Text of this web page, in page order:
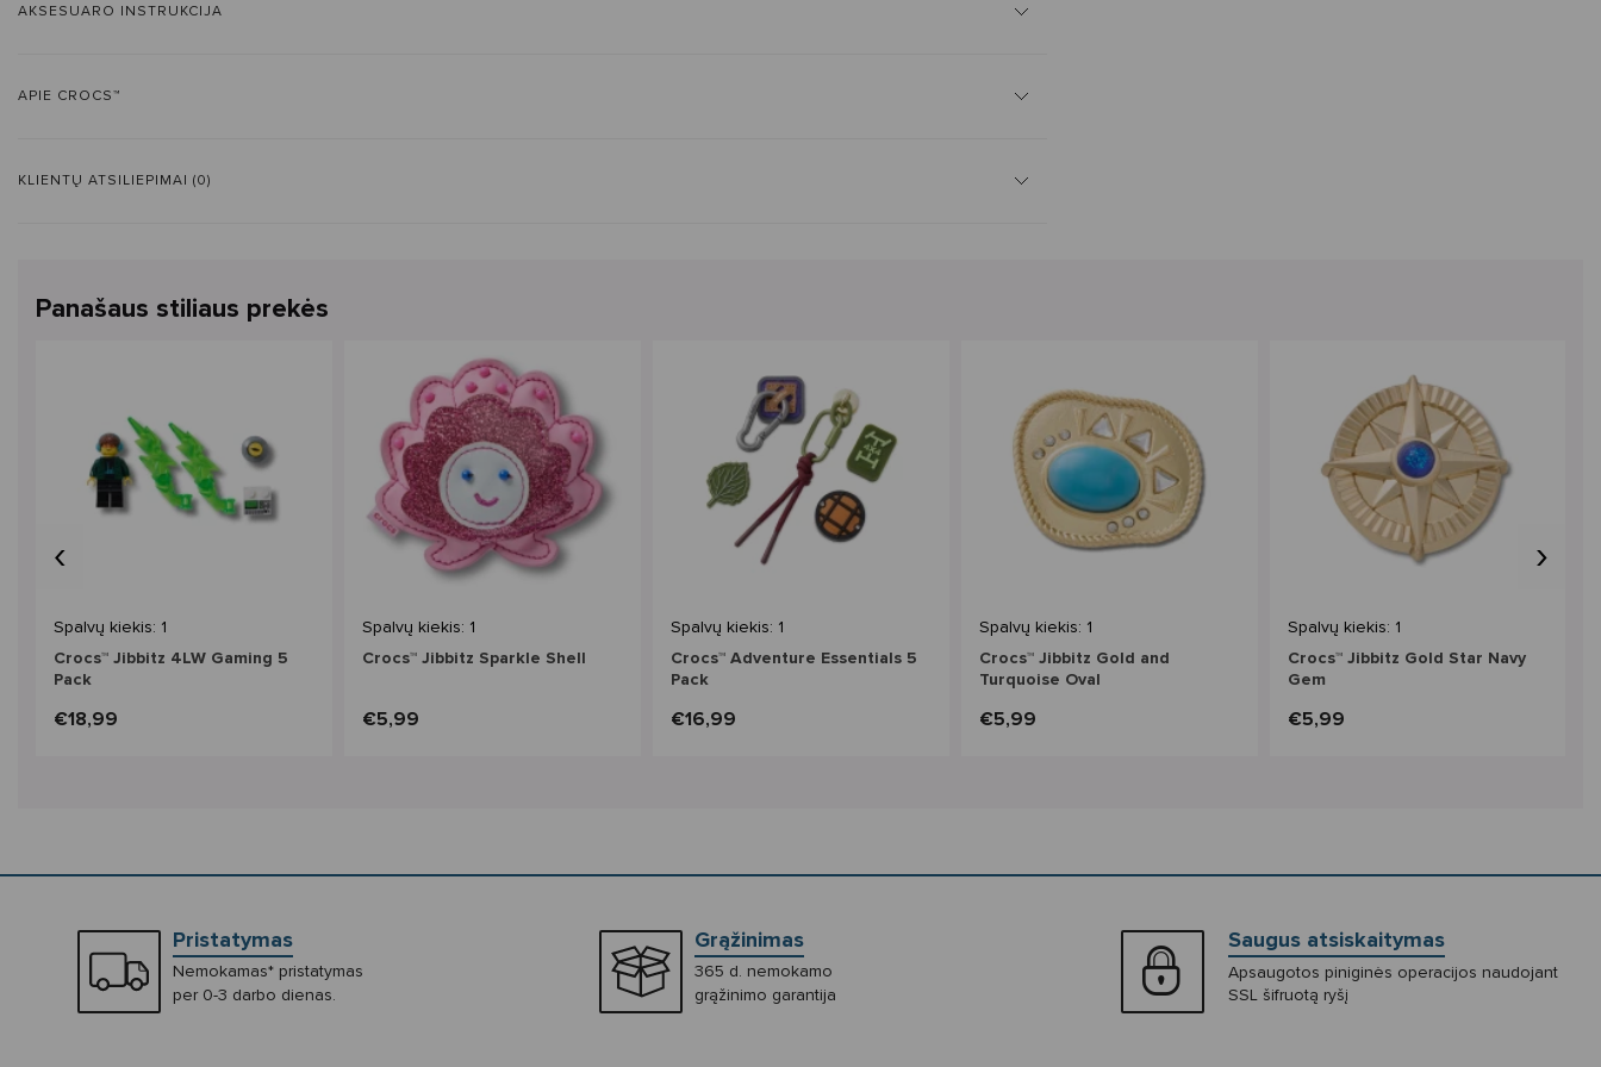
AKSESUARO INSTRUKCIJA
APIE CROCS™
KLIENTŲ ATSILIEPIMAI (0)
Panašaus stiliaus prekės
Spalvų kiekis: 1
Crocs™ Jibbitz 4LW Gaming 5
Pack
€18,99
Spalvų kiekis: 1
Crocs™ Jibbitz Sparkle Shell
€5,99
Spalvų kiekis: 1
Crocs™ Adventure Essentials 5
Pack
€16,99
Spalvų kiekis: 1
Crocs™ Jibbitz Gold and
Turquoise Oval
€5,99
Spalvų kiekis: 1
Crocs™ Jibbitz Gold Star Navy
Gem
€5,99
‹ ›
Pristatymas
Nemokamas* pristatymas
per 0-3 darbo dienas.
Grąžinimas
365 d. nemokamo
grąžinimo garantija
Saugus atsiskaitymas
Apsaugotos piniginės operacijos naudojant
SSL šifruotą ryšį